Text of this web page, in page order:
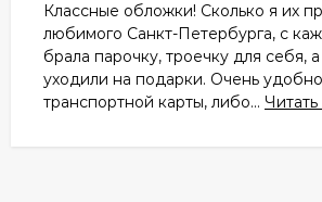
Классные обложки! Сколько я их
любимого Санкт-Петербурга, с
брала парочку, троечку для себя,
уходили на подарки. Очень
транспортной карты, либо...